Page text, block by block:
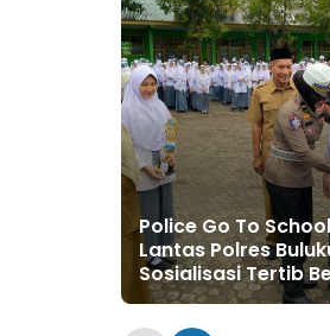
Police Go To
Lantas Polres
Sosialisasi Tertib
Lintas di Kalangan
Pelajar